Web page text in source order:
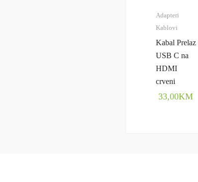
Adapteri
Kablovi
Kabal Prelaz
USB C na
HDMI
crveni
33,00KM